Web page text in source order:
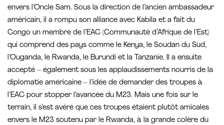
envers l’Oncle Sam. Sous la direction de l’ancien ambassadeur
américain, il a rompu son alliance avec Kabila et a fait du
Congo un membre de l’EAC (Communauté d’Afrique de l’Est)
qui comprend des pays comme le Kenya, le Soudan du Sud,
l’Ouganda, le Rwanda, le Burundi et la Tanzanie. Il a ensuite
accepté – également sous les applaudissements nourris de la
diplomatie américaine – l’idée de demander des troupes à
l’EAC pour stopper l’avancée du M23. Mais une fois sur le
terrain, il s’est avéré que ces troupes étaient plutôt amicales
envers le M23 soutenu par le Rwanda, à la grande colère du